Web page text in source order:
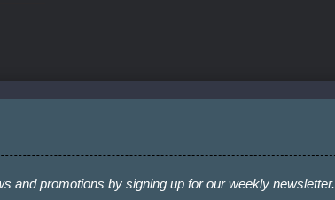
and promotions by signing up for our weekly newsletter.